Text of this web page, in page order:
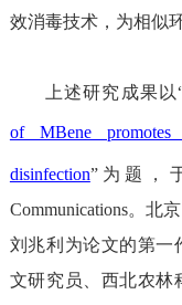
效消毒技术，为相似
上述研究成果以
of MBene
disinfection”为题，
Communications。北
刘兆利为论文的第一
文研究员、西北农林